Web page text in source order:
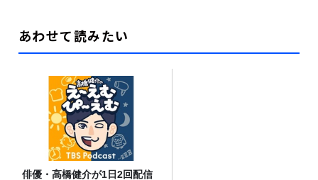
あわせて読みたい
俳優・高橋健介が1日2回配信